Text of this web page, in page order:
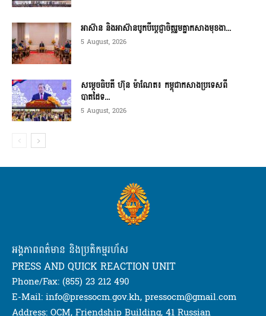
អាស៊ាន និងអាស៊ានបូកបីប្តេជ្ញាចិត្តរួមគ្នាកសាងមុខងា...
5 August, 2026
សម្ដេចធិបតី ហ៊ុន ម៉ាណែត៖ កម្ពុជាកសាងប្រទេសពី
បាតដៃទ...
5 August, 2026
អង្គភាពពត៌មាន និងប្រតិកម្មរហ័ស
PRESS AND QUICK REACTION UNIT
Phone/Fax: (855) 23 212 490
E-Mail: info@pressocm.gov.kh, pressocm@gmail.com